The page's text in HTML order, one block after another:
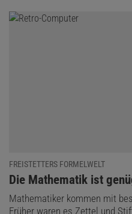
FREISTETTERS FORMELWELT
:Die Mathematik ist
Mathematiker kommen mit
Früher waren es Zettel und